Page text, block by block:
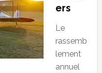
ers
Le
rassemb
lement
annuel